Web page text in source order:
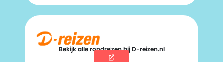
Bekijk alle rondreizen bij D-reizen.nl